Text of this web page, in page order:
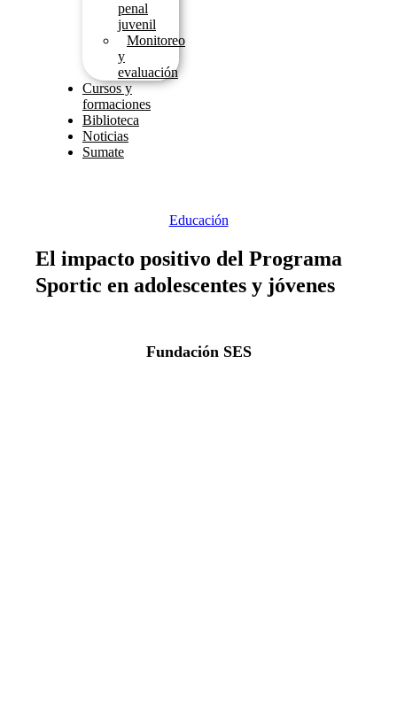
penal
juvenil
Monitoreo
y
evaluación
Cursos y
formaciones
Biblioteca
Noticias
Sumate
Educación
El impacto positivo del Programa
Sportic en adolescentes y jóvenes
Fundación SES